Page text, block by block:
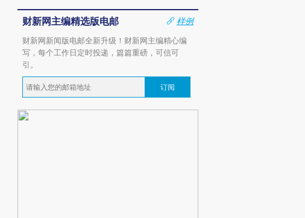
财新网主编精选版电邮
样例
财新网新闻版电邮全新升级！财新网主编精心编
写，每个工作日定时投递，篇篇重磅，可信可
引。
订阅